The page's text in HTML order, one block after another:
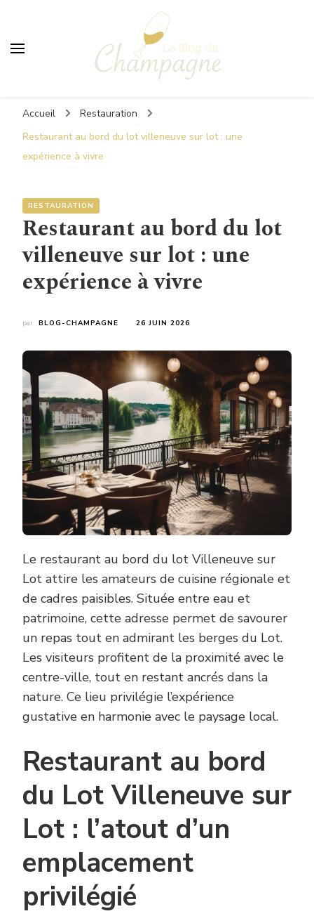
Accueil
Restauration
Restaurant au bord du lot villeneuve sur lot : une
expérience à vivre
RESTAURATION
Restaurant au bord du lot
villeneuve sur lot : une
expérience à vivre
par BLOG-CHAMPAGNE 26 JUIN 2026
Le restaurant au bord du lot Villeneuve sur
Lot attire les amateurs de cuisine régionale et
de cadres paisibles. Située entre eau et
patrimoine, cette adresse permet de savourer
un repas tout en admirant les berges du Lot.
Les visiteurs profitent de la proximité avec le
centre-ville, tout en restant ancrés dans la
nature. Ce lieu privilégie l’expérience
gustative en harmonie avec le paysage local.
Restaurant au bord
du Lot Villeneuve sur
Lot : l’atout d’un
emplacement
privilégié